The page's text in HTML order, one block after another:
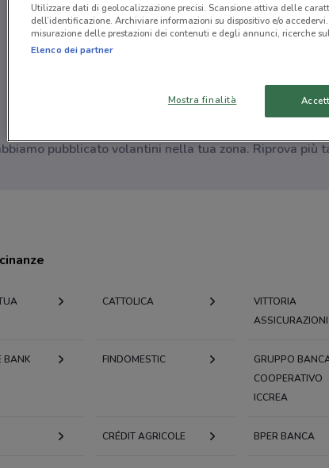
pubblicato volantini nella tua zona. Riprova più
CATTOLICA
VITTORIA
ASSICURAZIONI
BANK FINDOMESTIC
GRUPPO
COOPERATIVO
ICCREA
CRÉDIT AGRICOLE BPER BANCA
Utilizzare dati di geolocalizzazione precisi. Scansione attiva delle
dell’identificazione. Archiviare informazioni su dispositivo e/o
misurazione delle prestazioni dei contenuti e degli annunci, ricerche
Elenco dei partner
Mostra finalità